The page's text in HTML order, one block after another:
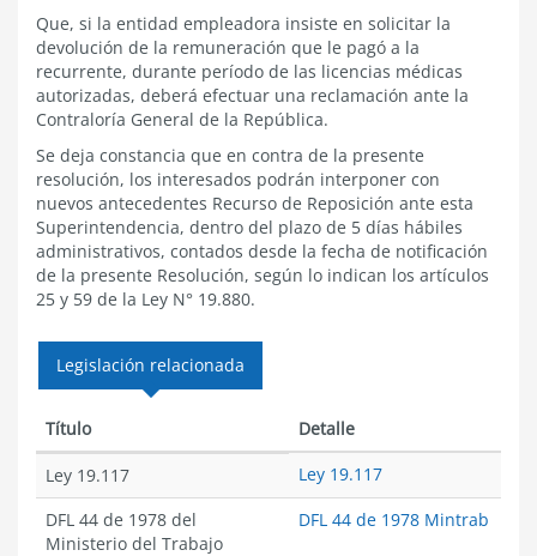
Que, si la entidad empleadora insiste en solicitar la
devolución de la remuneración que le pagó a la
recurrente, durante período de las licencias médicas
autorizadas, deberá efectuar una reclamación ante la
Contraloría General de la República.
Se deja constancia que en contra de la presente
resolución, los interesados podrán interponer con
nuevos antecedentes Recurso de Reposición ante esta
Superintendencia, dentro del plazo de 5 días hábiles
administrativos, contados desde la fecha de notificación
de la presente Resolución, según lo indican los artículos
25 y 59 de la Ley N° 19.880.
Legislación relacionada
Título Detalle
Ley 19.117
Ley 19.117
DFL 44 de 1978 del
Ministerio del Trabajo
DFL 44 de 1978 Mintrab